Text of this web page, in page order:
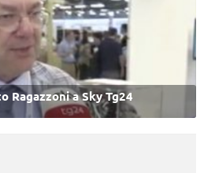
Ragazzoni a Sky Tg24